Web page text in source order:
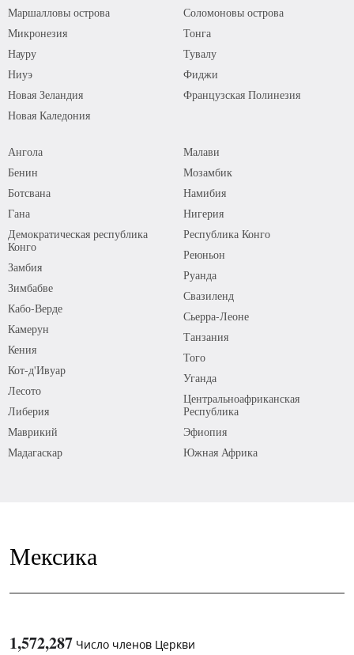
Маршалловы острова
Микронезия
Науру
Ниуэ
Новая Зеландия
Новая Каледония
Соломоновы острова
Тонга
Тувалу
Фиджи
Французская Полинезия
Ангола
Бенин
Ботсвана
Гана
Демократическая республика
Конго
Замбия
Зимбабве
Кабо-Верде
Камерун
Кения
Кот-д'Ивуар
Лесото
Либерия
Маврикий
Мадагаскар
Малави
Мозамбик
Намибия
Нигерия
Республика Конго
Реюньон
Руанда
Свазиленд
Сьерра-Леоне
Танзания
Того
Уганда
Центральноафриканская
Республика
Эфиопия
Южная Африка
Мексика
1,572,287 Число членов Церкви